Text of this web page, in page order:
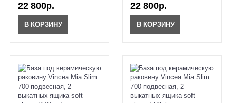
22 800р.
В КОРЗИНУ
22 800р.
В КОРЗИНУ